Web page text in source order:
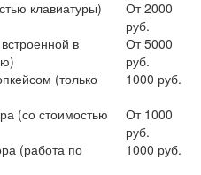
клавиатуры)
От 2000
руб.
в
От 5000
руб.
(только
1000 руб.
(со стоимостью
От 1000
руб.
(работа по
1000 руб.